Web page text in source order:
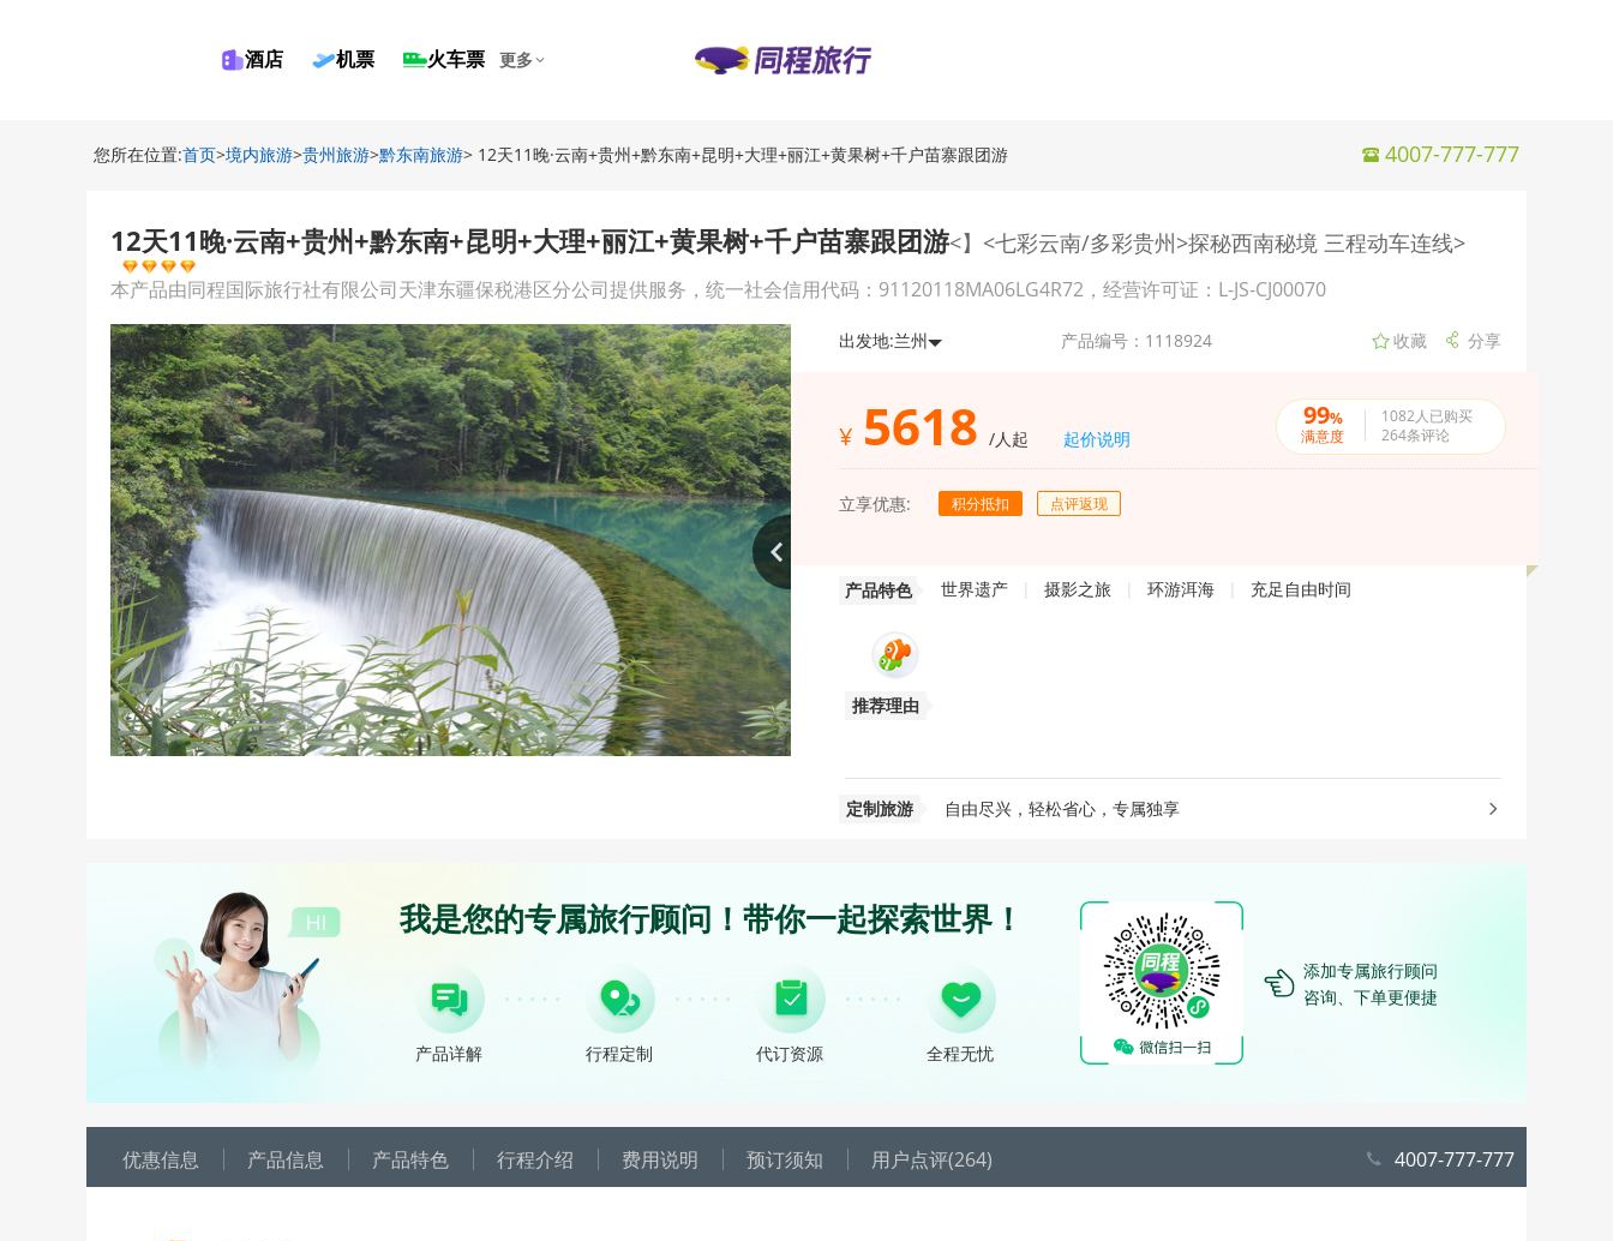
酒店 机票 火车票 更多
您所在位置:首页>境内旅游>贵州旅游>黔东南旅游> 12天11晚·云南+贵州+黔东南+昆明+大理+丽江+黄果树+千户苗寨跟团游 4007-777-777
12天11晚·云南+贵州+黔东南+昆明+大理+丽江+黄果树+千户苗寨跟团游<】<七彩云南/多彩贵州>探秘西南秘境 三程动车连线>
本产品由同程国际旅行社有限公司天津东疆保税港区分公司提供服务，统一社会信用代码：91120118MA06LG4R72，经营许可证：L-JS-CJ00070
出发地:兰州 产品编号：1118924
¥ 5618 /人起 起价说明
99%
满意度
1082人已购买
264条评论
立享优惠: 积分抵扣 点评返现
产品特色 世界遗产 摄影之旅 环游洱海 充足自由时间
推荐理由
定制旅游 自由尽兴，轻松省心，专属独享
我是您的专属旅行顾问！带你一起探索世界！
产品详解 行程定制 代订资源 全程无忧
添加专属旅行顾问
咨询、下单更便捷
优惠信息 产品信息 产品特色 行程介绍 费用说明 预订须知 用户点评(264) 4007-777-777